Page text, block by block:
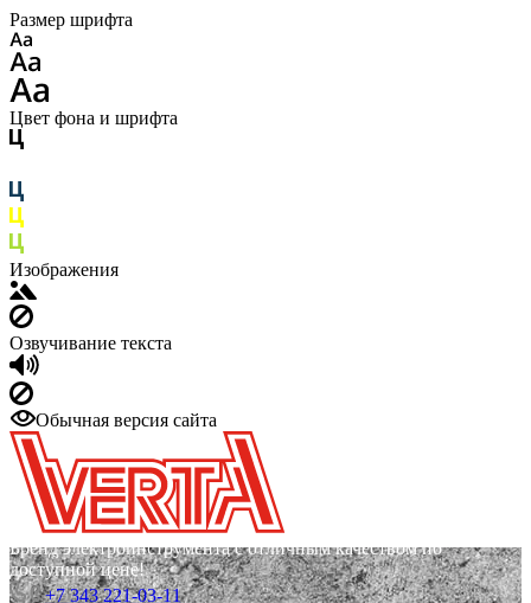
Размер шрифта
Цвет фона и шрифта
Изображения
Озвучивание текста
Обычная версия сайта
Бренд электроинструмента с отличным качеством по
доступной цене!
+7 343 221-03-11